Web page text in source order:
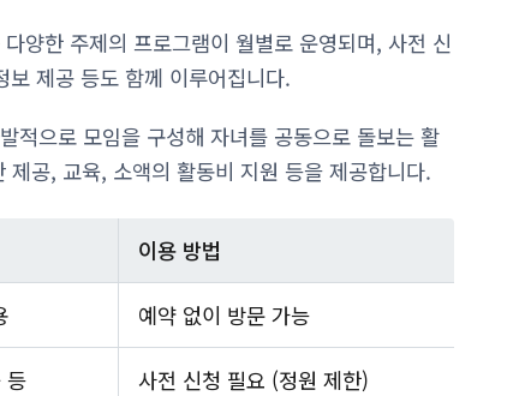
양한 주제의 프로그램이 월별로 운영되며, 사전 신
제공 등도 함께 이루어집니다.
적으로 모임을 구성해 자녀를 공동으로 돌보는 활
공, 교육, 소액의 활동비 지원 등을 제공합니다.
이용 방법
예약 없이 방문 가능
등 사전 신청 필요 (정원 제한)